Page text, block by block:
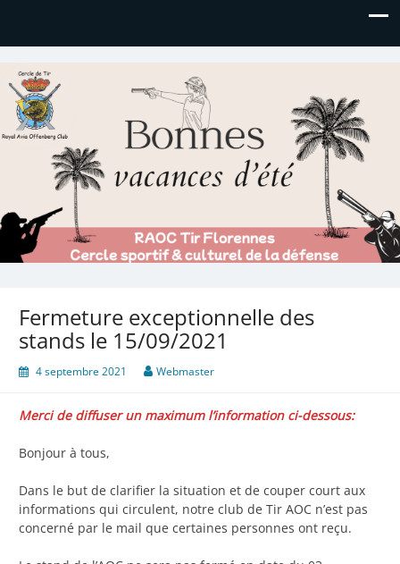
Royal AOC Florennes
Section TIR de l'AVIA
Fermeture exceptionnelle des
stands le 15/09/2021
4 septembre 2021 Webmaster
Merci de diffuser un maximum l’information ci-dessous:
Bonjour à tous,
Dans le but de clarifier la situation et de couper court aux
informations qui circulent, notre club de Tir AOC n’est pas
concerné par le mail que certaines personnes ont reçu.